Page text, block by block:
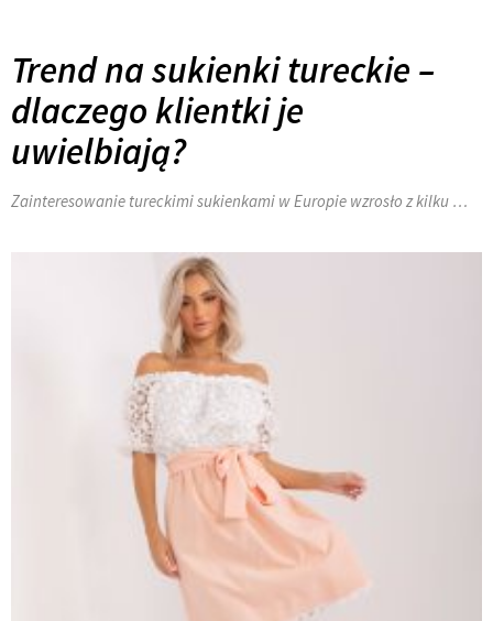
Trend na sukienki tureckie –
dlaczego klientki je
uwielbiają?
Zainteresowanie tureckimi sukienkami w Europie wzrosło z kilku …